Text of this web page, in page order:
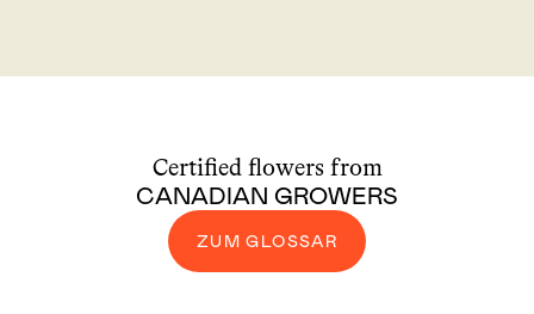
Certified flowers from
CANADIAN GROWERS
ZUM GLOSSAR